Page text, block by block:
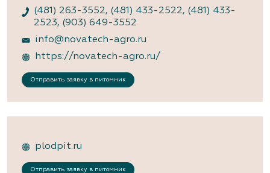
(481) 263-3552, (481) 433-2522, (481) 433-
2523, (903) 649-3552
info@novatech-agro.ru
https://novatech-agro.ru/
Отправить заявку в питомник
plodpit.ru
Отправить заявку в питомник